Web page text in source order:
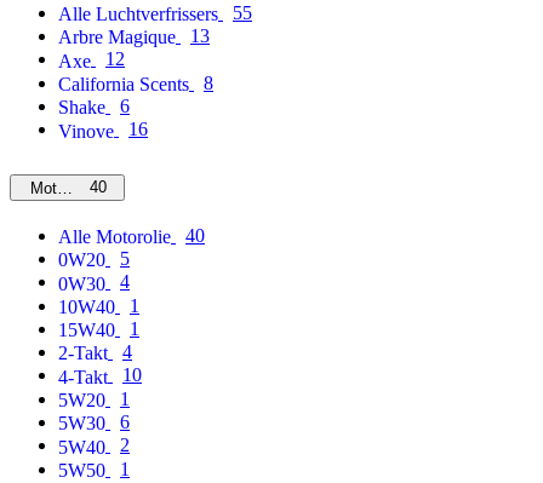
Alle Luchtverfrissers
55
Arbre Magique
13
Axe
12
California Scents
8
Shake
6
Vinove
16
Motorolie40
Alle Motorolie
40
0W20
5
0W30
4
10W40
1
15W40
1
2-Takt
4
4-Takt
10
5W20
1
5W30
6
5W40
2
5W50
1